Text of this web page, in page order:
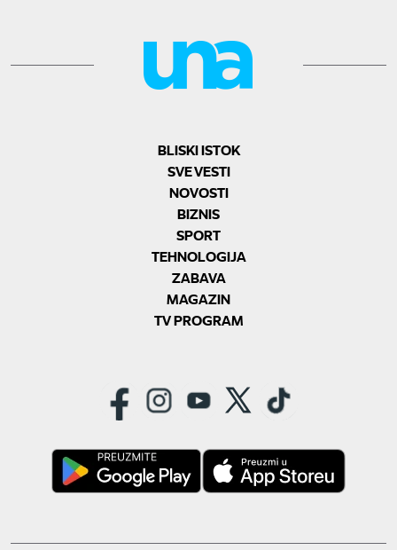
BLISKI ISTOK
SVE VESTI
NOVOSTI
BIZNIS
SPORT
TEHNOLOGIJA
ZABAVA
MAGAZIN
TV PROGRAM